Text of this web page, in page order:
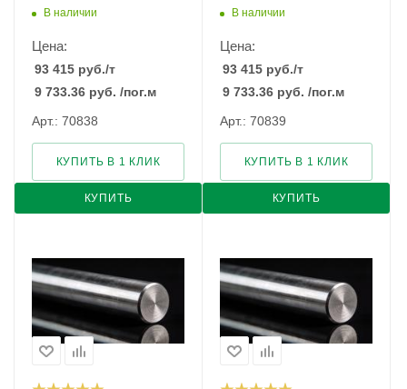
В наличии
Цена:
93 415 руб./т
9 733.36 руб. /пог.м
Арт.: 70838
КУПИТЬ
КУПИТЬ В 1 КЛИК
В наличии
Цена:
93 415 руб./т
9 733.36 руб. /пог.м
Арт.: 70839
КУПИТЬ
КУПИТЬ В 1 КЛИК